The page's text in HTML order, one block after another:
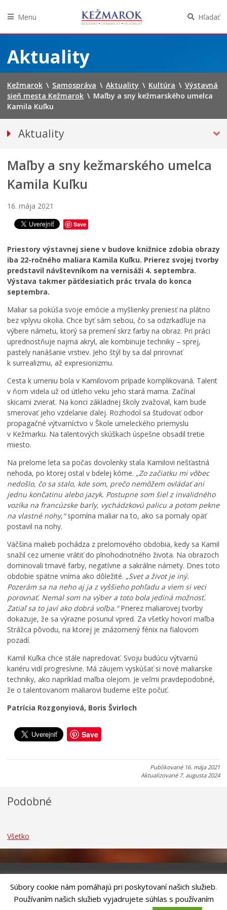
obsah
Menu Hľadať
Aktuality
Kežmarok \ Samospráva \ Aktuality \ Kultúra \ Výstavná
sieň mesta Kežmarok \ Maľby a sny kežmarského umelca
Kamila Kuľku
Aktuality
Spravodajstvo
KULTÚRA
Literárny Kežmarok
Školstvo
Životné prostredie
Zdravie
Cirkev
Šport
Maľby a sny kežmarského umelca
Kamila Kuľku
16. mája 2021
Save
Priestory výstavnej siene v budove knižnice zdobia obrazy
iba 22-ročného maliara Kamila Kuľku. Prierez svojej tvorby
predstavil návštevníkom na vernisáži 4. septembra.
Výstava takmer päťdesiatich prác trvala do konca
septembra.
Maliar sa pokúša svoje emócie a myšlienky preniesť na plátno
bez vplyvu okolia. Chce byť sám sebou, čo sa odzrkadľuje na
výbere námetu, ktorý sa premení skrz farby na obraz. Pri práci
uprednostňuje najmä akryl, ale kombinuje techniky – sprej,
pastely nanášanie vrstiev. Jeho štýl by sa dal prirovnať
k surrealizmu, až expresionizmu.
Cesta k umeniu bola v Kamilovom prípade komplikovaná. Talent
v ňom videla už od útleho veku jeho stará mama. Začínal
skicami zvierat. Na konci základnej školy zvažoval, kam bude
smerovať jeho vzdelanie ďalej. Rozhodol sa študovať odbor
propagačné výtvarníctvo v Škole umeleckého priemyslu
v Kežmarku. Na talentových skúškach úspešne obsadil tretie
miesto.
Na prelome leta sa počas dovolenky stala Kamilovi nešťastná
nehoda, po ktorej ostal v bdelej kóme. „Zo začiatku mi vôbec
nedošlo, čo sa stalo, kde som, prečo nemôžem ovládať ani
jednu končatinu alebo jazyk. Postupne som šiel z invalidného
vozíka na francúzske barly, vychádzkovú palicu a potom pekne
na vlastné nohy,“spomína maliar na to, ako sa pomaly opäť
postavil na nohy.
Väčšina malieb pochádza z prelomového obdobia, kedy sa Kamil
snažil cez umenie vrátiť do plnohodnotného života. Na obrazoch
dominovali tmavé farby, negatívne a sakrálne námety. Dnes toto
obdobie spätne vníma ako dôležité. „Svet a život je iný.
Pozerám sa na neho aj ja z vyššieho pohľadu a viem si veci
porovnať. Nemal som na výber a toto bola jediná možnosť.
Zatiaľ sa to javí ako dobrá voľba.“Prierez maliarovej tvorby
dokazuje, že sa výrazne posunul vpred. Za všetky hovorí maľba
Strážca pôvodu, na ktorej je znázornený fénix na fialovom
pozadí.
Kamil Kuľka chce stále napredovať. Svoju budúcu výtvarnú
kariéru vidí progresívne. Má záujem vyskúšať si nové maliarske
techniky, ako napríklad maľba olejom. Je veľmi pravdepodobné,
že o talentovanom maliarovi budeme ešte počuť.
Patrícia Rozgonyiová, Boris Švirloch
Save
Publikované 16. mája 2021
Aktualizované 7. augusta 2024
Podobné
e
t
n
é
k
ú
p
a
l
i
s
k
o
v
K
e
ž
m
a
r
k
u
m
e
n
í
p
r
e
v
á
d
z
k
o
v
ý
p
o
r
a
d
o
k
0
.
0
.
6
J
h
d
e
i
n
i
t
í
v
n
e
p
a
t
r
í
K
e
ž
m
a
r
k
u
,
k
a
t
a
s
t
e
r
p
r
e
p
í
s
a
l
h
r
n
i
c
u
0
.
0
.
6
r
e
c
á
d
z
k
a
č
a
s
o
m
:
K
o
s
t
o
l
N
a
j
s
v
ä
t
e
j
š
e
j
T
r
o
j
i
c
e
v
K
e
ž
a
r
k
u
0
.
0
.
6
Všetko
Riešenie ANTIK SMART CITY
| Technický prevádzkovateľ – MVI
Technology, s.r.o.
Súbory cookie nám pomáhajú pri poskytovaní našich služieb.
Používaním našich služieb vyjadrujete súhlas s používaním